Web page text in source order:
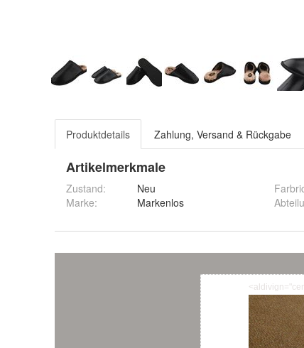
Produktdetails Zahlung, Versand & Rückgabe
Artikelmerkmale
Zustand:
Neu
Marke:
Markenlos